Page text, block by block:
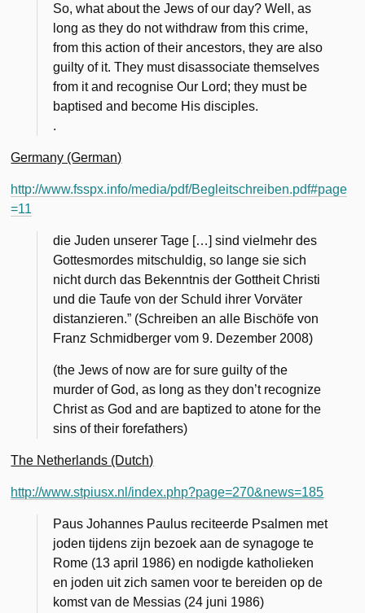
So, what about the Jews of our day? Well, as
long as they do not withdraw from this crime,
from this action of their ancestors, they are also
guilty of it. They must disassociate themselves
from it and recognise Our Lord; they must be
baptised and become His disciples.
.
Germany (German)
http://www.fsspx.info/media/pdf/Begleitschreiben.pdf#page
=11
die Juden unserer Tage […] sind vielmehr des
Gottesmordes mitschuldig, so lange sie sich
nicht durch das Bekenntnis der Gottheit Christi
und die Taufe von der Schuld ihrer Vorväter
distanzieren.” (Schreiben an alle Bischöfe von
Franz Schmidberger vom 9. Dezember 2008)
(the Jews of now are for sure guilty of the
murder of God, as long as they don’t recognize
Christ as God and are baptized to atone for the
sins of their forefathers)
The Netherlands (Dutch)
http://www.stpiusx.nl/index.php?page=270&news=185
Paus Johannes Paulus reciteerde Psalmen met
joden tijdens zijn bezoek aan de synagoge te
Rome (13 april 1986) en nodigde katholieken
en joden uit zich samen voor te bereiden op de
komst van de Messias (24 juni 1986)